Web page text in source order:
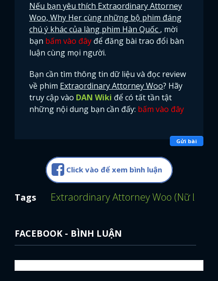
Nếu bạn yêu thích Extraordinary Attorney
Woo, Why Her cùng những bộ phim đáng
chú ý khác của làng phim Hàn Quốc , mời
bạn bấm vào đây để đăng bài trao đổi bàn
luận cùng mọi người.
Bạn cần tìm thông tin dữ liệu và đọc review
về phim Extraordinary Attorney Woo? Hãy
truy cập vào DAN Wiki để có tất tần tật
những nội dung bạn cần đấy: bấm vào đây
Gửi bài
Click vào để xem bình luận
Tags Extraordinary Attorney Woo (Nữ Luật
FACEBOOK - BÌNH LUẬN